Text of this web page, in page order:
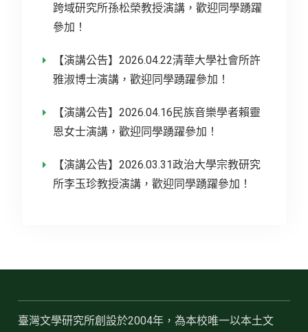
跨域研究所孫松榮教授演講，歡迎同學踴躍
參加！
【演講公告】2026.04.22清華大學社會所許
雅淑博士演講，歡迎同學踴躍參加！
【演講公告】2026.04.16民族音樂學者賴靈
恩女士演講，歡迎同學踴躍參加！
【演講公告】2026.03.31政治大學宗教研究
所李玉珍教授演講，歡迎同學踴躍參加！
臺灣文學研究所創設於2004年，為本校唯一以本土文